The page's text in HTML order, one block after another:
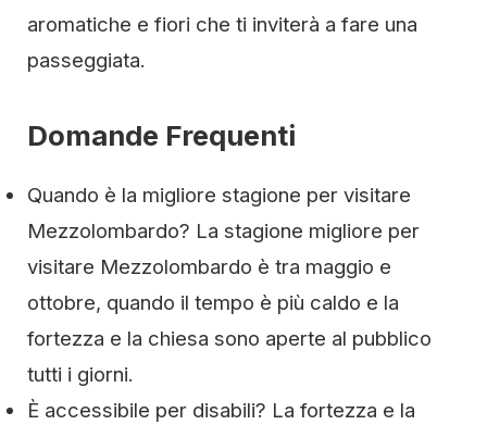
aromatiche e fiori che ti inviterà a fare una
passeggiata.
Domande Frequenti
Quando è la migliore stagione per visitare
Mezzolombardo? La stagione migliore per
visitare Mezzolombardo è tra maggio e
ottobre, quando il tempo è più caldo e la
fortezza e la chiesa sono aperte al pubblico
tutti i giorni.
È accessibile per disabili? La fortezza e la